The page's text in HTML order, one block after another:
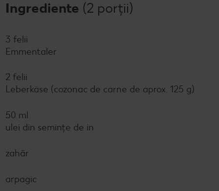
Ingrediente (2 porții)
3 felii
Emmentaler
2 felii
Leberkäse (cozonac de carne de aprox. 125 g)
50 ml
ulei din semințe de in
zahăr
arpagic